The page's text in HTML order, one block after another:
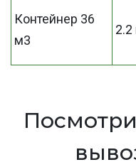
Контейнер 36
м3
2.2